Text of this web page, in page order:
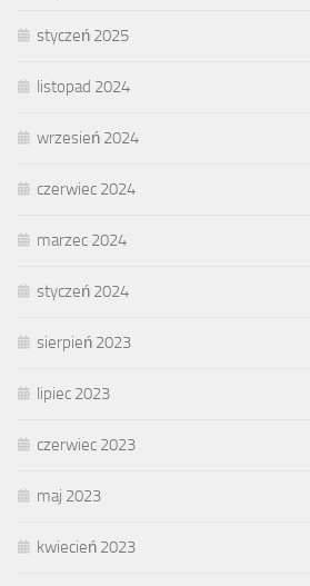
styczeń 2025
listopad 2024
wrzesień 2024
czerwiec 2024
marzec 2024
styczeń 2024
sierpień 2023
lipiec 2023
czerwiec 2023
maj 2023
kwiecień 2023